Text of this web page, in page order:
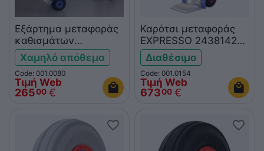
Εξάρτημα μεταφοράς
καθισμάτων
EXPRESSO 1044
Χαμηλό απόθεμα
Code: 001.0080
Τιμή Web
26500 €
Καρότσι μεταφοράς
EXPRESSO 24381421
(παλέτα No4)
Διαθέσιμο
Code: 001.0154
Τιμή Web
67300 €